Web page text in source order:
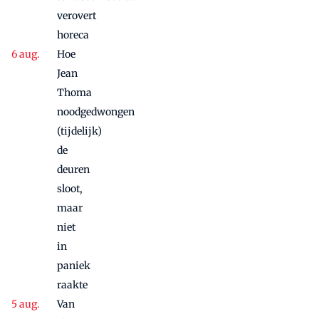
maandjeverovert
horeca
Hoe
Jean
Thoma
noodgedwongen
(tijdelijk)
de
deuren
sloot,
maar
niet
in
paniek
raakte
Van